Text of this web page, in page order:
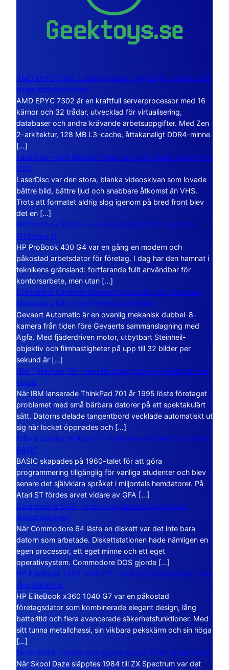
AMD EPYC 7302 – sexton kärnor byggda för servrar och
tunga arbetsstationer
AMD EPYC 7302 är en kraftfull serverprocessor med 16
kärnor och 32 trådar, utvecklad för virtualisering,
databaser och andra krävande arbetsuppgifter. Med Zen
2-arkitektur, 128 MB L3-cache, åttakanaligt DDR4-minne
[…]
LaserDisc – den jättelika filmskivan som visade vägen mot
DVD
LaserDisc var den stora, blanka videoskivan som lovade
bättre bild, bättre ljud och snabbare åtkomst än VHS.
Trots att formatet aldrig slog igenom på bred front blev
det en […]
HP ProBook 430 G4 – en arbetsdator från tiden före
Windows 11
HP ProBook 430 G4 var en gång en modern och
påkostad arbetsdator för företag. I dag har den hamnat i
teknikens gränsland: fortfarande fullt användbar för
kontorsarbete, men utan […]
Dubbelåtta Kameran Gevaert Automatic – en mekanisk
filmkamera från 8 mm-filmens storhetstid
Gevaert Automatic är en ovanlig mekanisk dubbel-8-
kamera från tiden före Gevaerts sammanslagning med
Agfa. Med fjäderdriven motor, utbytbart Steinheil-
objektiv och filmhastigheter på upp till 32 bilder per
sekund är […]
IBM ThinkPad 701 – den lilla datorn som vecklade ut sina
vingar
När IBM lanserade ThinkPad 701 år 1995 löste företaget
problemet med små bärbara datorer på ett spektakulärt
sätt. Datorns delade tangentbord vecklade automatiskt ut
sig när locket öppnades och […]
Från stordator till Atari ST – historien om BASIC och GFA
BASIC
BASIC skapades på 1960-talet för att göra
programmering tillgänglig för vanliga studenter och blev
senare det självklara språket i miljontals hemdatorer. På
Atari ST fördes arvet vidare av GFA […]
Commodore DOS – operativsystemet som bodde i
diskettstationen
När Commodore 64 läste en diskett var det inte bara
datorn som arbetade. Diskettstationen hade nämligen en
egen processor, ett eget minne och ett eget
operativsystem. Commodore DOS gjorde […]
HP EliteBook x360 1040 G7 – en lyxig företagsdator med
lång batteritid
HP EliteBook x360 1040 G7 var en påkostad
företagsdator som kombinerade elegant design, lång
batteritid och flera avancerade säkerhetsfunktioner. Med
sitt tunna metallchassi, sin vikbara pekskärm och sin höga
[…]
Skool Daze – spelet som gjorde skolan till ett öppet kaos
När Skool Daze släpptes 1984 till ZX Spectrum var det